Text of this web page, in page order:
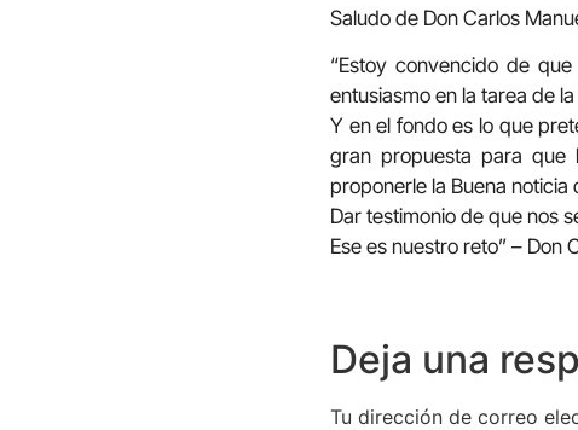
Saludo de Don Carlos
“Estoy convencido de
entusiasmo en la tarea de
Y en el fondo es lo que
gran propuesta para que
proponerle la Buena
Dar testimonio de que nos
Ese es nuestro reto” – Don
Deja una
Tu dirección de correo